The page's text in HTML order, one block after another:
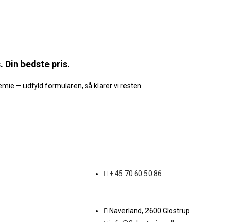
Din bedste pris.
— udfyld formularen, så klarer vi resten.
+ 45 70 60 50 86
Naverland, 2600 Glostrup